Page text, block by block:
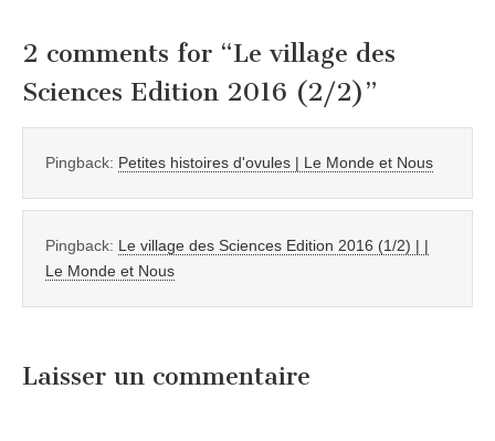
2 comments for “Le village des
Sciences Edition 2016 (2/2)”
Pingback: Petites histoires d'ovules | Le Monde et Nous
Pingback: Le village des Sciences Edition 2016 (1/2) | |
Le Monde et Nous
Laisser un commentaire